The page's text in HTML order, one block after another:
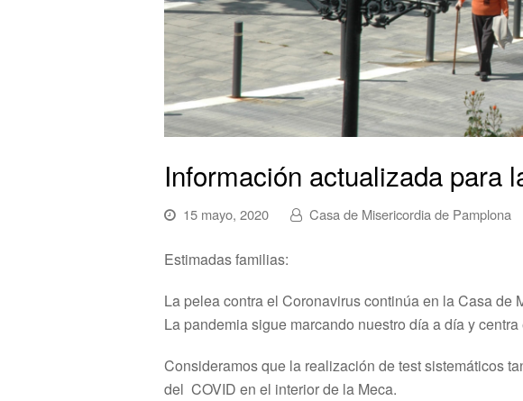
Información actualizada para
15 mayo, 2020 Casa de Misericordia de Pamplona
Estimadas familias:
La pelea contra el Coronavirus continúa en la Casa de
La pandemia sigue marcando nuestro día a día y
Consideramos que la realización de test sistemáticos
del COVID en el interior de la Meca.